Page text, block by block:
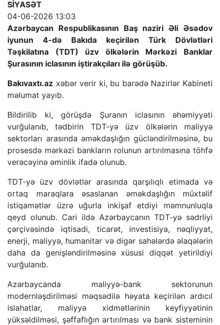
SİYASƏT
04-06-2026 13:03
Azərbaycan Respublikasının Baş naziri Əli Əsədov
iyunun 4-də Bakıda keçirilən Türk Dövlətləri
Təşkilatına (TDT) üzv ölkələrin Mərkəzi Banklar
Şurasının iclasının iştirakçıları ilə görüşüb.
Bakıvaxtı.az xəbər verir ki, bu barədə Nazirlər Kabineti
məlumat yayıb.
Bildirilib ki, görüşdə Şuranın iclasının əhəmiyyəti
vurğulanıb, tədbirin TDT-yə üzv ölkələrin maliyyə
sektorları arasında əməkdaşlığın gücləndirilməsinə, bu
prosesdə mərkəzi bankların rolunun artırılmasına töhfə
verəcəyinə əminlik ifadə olunub.
TDT-yə üzv dövlətlər arasında qarşılıqlı etimada və
ortaq maraqlara əsaslanan əməkdaşlığın müxtəlif
istiqamətlər üzrə uğurla inkişaf etdiyi məmnunluqla
qeyd olunub. Cari ildə Azərbaycanın TDT-yə sədrliyi
çərçivəsində iqtisadi, ticarət, investisiya, nəqliyyat,
enerji, maliyyə, humanitar və digər sahələrdə əlaqələrin
daha da genişləndirilməsinə xüsusi diqqət yetirildiyi
vurğulanıb.
Azərbaycanda maliyyə-bank sektorunun
modernləşdirilməsi məqsədilə həyata keçirilən ardıcıl
islahatlar, maliyyə xidmətlərinin keyfiyyətinin
yüksəldilməsi, şəffaflığın artırılması və bank sisteminin